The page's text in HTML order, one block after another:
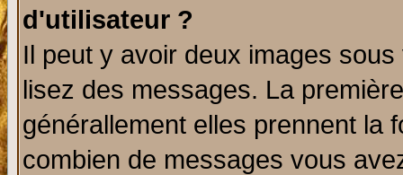
d'utilisateur ?
Il peut y avoir deux images
lisez des messages. La
générallement elles prennent la
combien de messages vous